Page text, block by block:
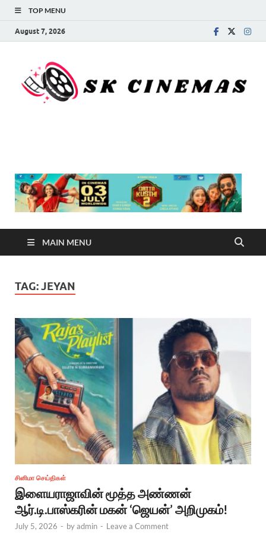
TOP MENU
August 7, 2026
MAIN MENU
TAG:JEYAN
சினிமா செய்திகள்
இளையராஜாவின் மூத்த அண்ணன்
ஆர்.டி.பாஸ்கரின் மகன் ‘ஜெயன்’ அறிமுகம்!
July 5, 2026 - byadmin - Leave a Comment